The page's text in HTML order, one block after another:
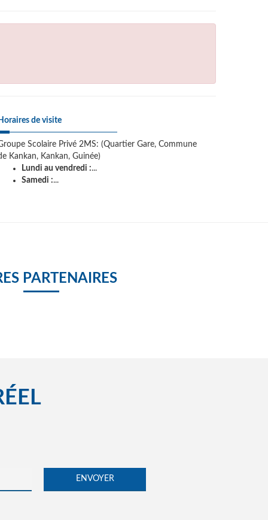
Horaires de visite
Scolaire Privé 2MS: (Quartier Gare, Commune
Kankan, Kankan, Guinée)
Lundi au vendredi :...
Samedi :...
PARTENAIRES